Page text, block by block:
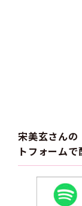
宋美玄さんの
トフォームで